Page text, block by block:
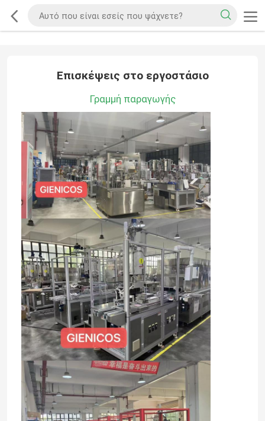
Επισκέψεις στο εργοστάσιο
Γραμμή παραγωγής